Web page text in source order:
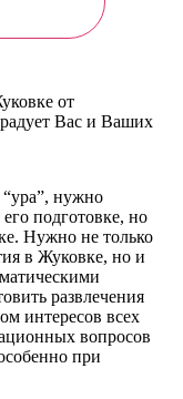
от
Вас и Ваших
нужно
подготовке, но
Нужно не только
в Жуковке, но и
развлечения
интересов всех
вопросов
при